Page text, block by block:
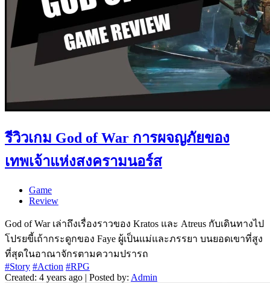
รีวิวเกม God of War การผจญภัยของ
เทพเจ้าแห่งสงครามนอร์ส
Game
Review
God of War เล่าถึงเรื่องราวของ Kratos และ Atreus กับเดินทางไป
โปรยขี้เถ้ากระดูกของ Faye ผู้เป็นแม่และภรรยา บนยอดเขาที่สูง
ที่สุดในอาณาจักรตามความปรารถ
#Story #Action #RPG
Created: 4 years ago | Posted by: Admin